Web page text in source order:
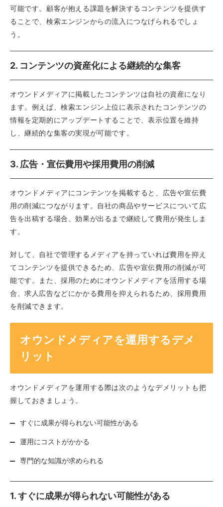
可能です。顧客が抱える課題を解決するコンテンツを提供す
ることで、検索エンジンからの流入につなげられるでしょ
う。
2. コンテンツの資産化による継続的な集客
オウンドメディアに掲載したコンテンツは自社の資産になり
ます。例えば、検索エンジン上位に表示されたコンテンツの
情報を定期的にアップデートすることで、表示位置を維持
し、継続的な集客の実現が可能です。
3. 広告・宣伝費用や採用費用の削減
オウンドメディアにコンテンツを掲載すると、広告や宣伝費
用の削減につながります。自社の商品やサービスについて広
告を出稿する場合、効果が出るまで継続して費用が発生しま
す。
対して、自社で管理するメディアを持っていれば費用を抑え
てコンテンツを提供できるため、広告や宣伝費用の削減が可
能です。また、採用のためにオウンドメディアを活用する場
合、求人広告などにかかる費用を抑えられるため、採用費用
を削減できます。
オウンドメディアを運用するデメ
リット
オウンドメディアを運用する際は次のようなデメリットも把
握しておきましょう。
すぐに成果が得られない可能性がある
運用にコストがかかる
専門的な知識が求められる
1. すぐに成果が得られない可能性がある